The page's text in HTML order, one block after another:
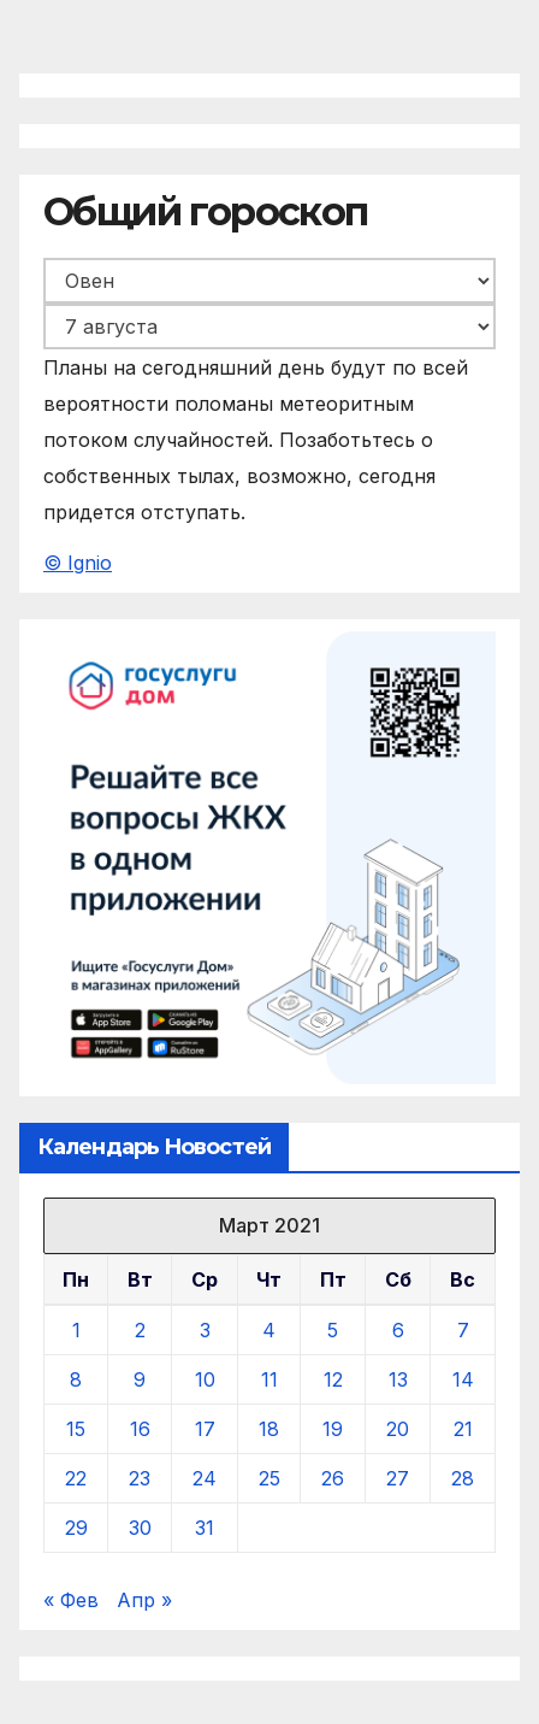
Общий гороскоп
Планы на сегодняшний день будут по всей
вероятности поломаны метеоритным
потоком случайностей. Позаботьтесь о
собственных тылах, возможно, сегодня
придется отступать.
© Ignio
Календарь Новостей
Март 2021
Пн Вт Ср Чт Пт Сб Вс
1 2 3 4 5 6 7
8 9 10 11 12 13 14
15 16 17 18 19 20 21
22 23 24 25 26 27 28
29 30 31
« Фев Апр »